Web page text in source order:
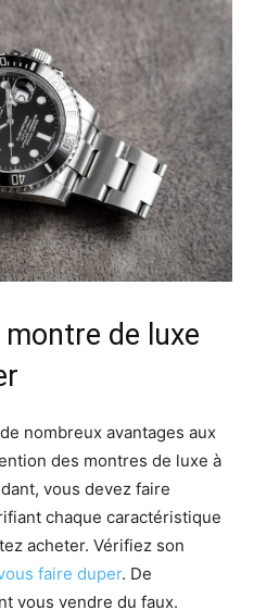
de luxe
nombreux avantages aux
des montres de luxe à
vous devez faire
chaque caractéristique
acheter. Vérifiez son
faire duper. De
vous vendre du faux.